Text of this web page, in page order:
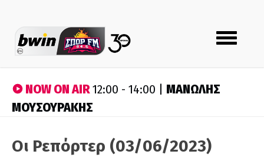
Toggle
navigation
NOW ON AIR12:00 - 14:00 | ΜΑΝΩΛΗΣ
ΜΟΥΣΟΥΡΑΚΗΣ
Οι Ρεπόρτερ (03/06/2023)